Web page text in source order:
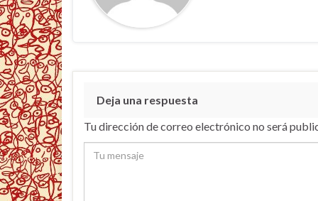
Deja una respuesta
Tu dirección de correo electrónico no será